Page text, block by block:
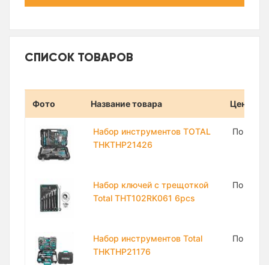
СПИСОК ТОВАРОВ
Фото Название товара Цена
Набор инструментов TOTAL
THKTHP21426
По
Набор ключей с трещоткой
Total THT102RK061 6pcs
По
Набор инструментов Total
THKTHP21176
По